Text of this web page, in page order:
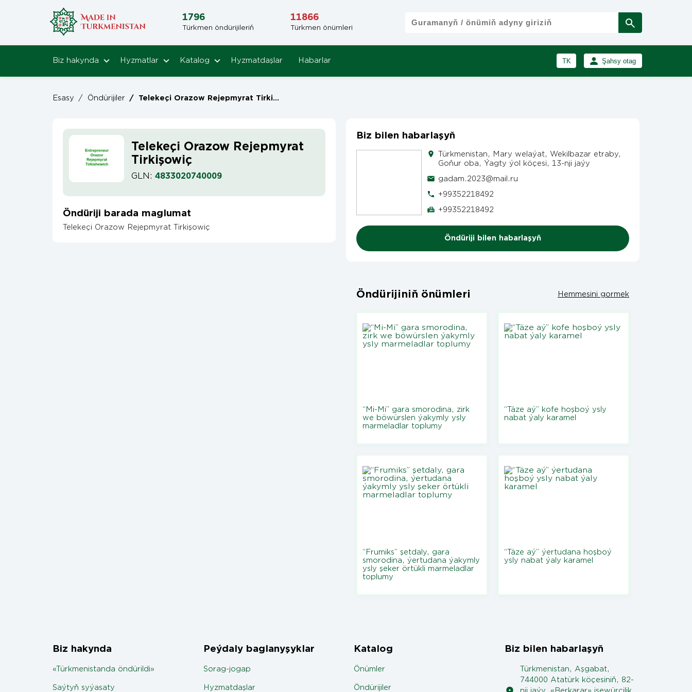
1796
Türkmen öndürijileriň
11866
Türkmen önümleri
Biz hakynda Hyzmatlar Katalog Hyzmatdaşlar Habarlar TK
RU
Şahsy otag
Esasy / Öndürijiler / Telekeçi Orazow Rejepmyrat Tirkişowiç
Telekeçi Orazow Rejepmyrat
Tirkişowiç
GLN: 4833020740009
Öndüriji barada maglumat
Telekeçi Orazow Rejepmyrat Tirkişowiç
Biz bilen habarlaşyň
Türkmenistan, Mary welaýat, Wekilbazar etraby,
Goňur oba, Ýagty ýol köçesi, 13-nji jaýy
gadam.2023@mail.ru
+99352218492
+99352218492
Öndüriji bilen habarlaşyň
Öndürijiniň önümleri Hemmesini gormek
“Mi-Mi” gara smorodina, zirk
we böwürslen ýakymly ysly
marmeladlar toplumy
“Täze aý” kofe hoşboý ysly
nabat ýaly karamel
“Frumiks” şetdaly, gara
smorodina, ýertudana ýakymly
ysly şeker örtükli marmeladlar
toplumy
“Täze aý” ýertudana hoşboý
ysly nabat ýaly karamel
Biz hakynda
«Türkmenistanda öndürildi»
Saýtyň syýasaty
Peýdaly baglanyşyklar
Sorag-jogap
Hyzmatdaşlar
Katalog
Önümler
Öndürijiler
Biz bilen habarlaşyň
Türkmenistan, Aşgabat,
744000 Atatürk köçesiniň, 82-